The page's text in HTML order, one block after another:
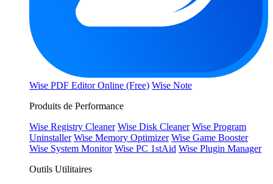
Wise PDF Editor Online (Free) Wise Note
Produits de Performance
Wise Registry Cleaner Wise Disk Cleaner Wise Program
Uninstaller Wise Memory Optimizer Wise Game Booster
Wise System Monitor Wise PC 1stAid Wise Plugin Manager
Outils Utilitaires